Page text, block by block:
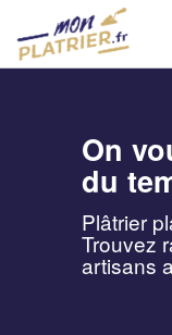
On
du
Plâtrier
Trouvez
artisans